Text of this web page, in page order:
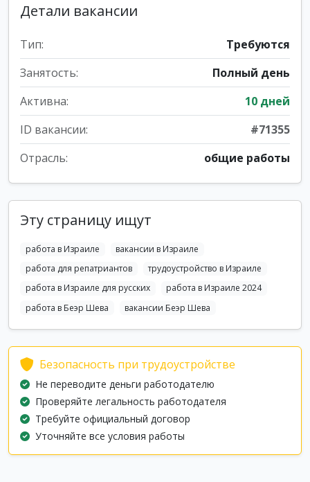
Детали вакансии
Тип:
Требуются
Занятость:
Полный день
Активна:
10 дней
ID вакансии:
#71355
Отрасль:
общие работы
Эту страницу ищут
работа в Израиле
вакансии в Израиле
работа для репатриантов
трудоустройство в Израиле
работа в Израиле для русских
работа в Израиле 2024
работа в Беэр Шева
вакансии Беэр Шева
Безопасность при трудоустройстве
Не переводите деньги работодателю
Проверяйте легальность работодателя
Требуйте официальный договор
Уточняйте все условия работы